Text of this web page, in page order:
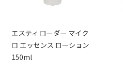
エスティ ローダー マイク
ロ エッセンス ローション
150ml